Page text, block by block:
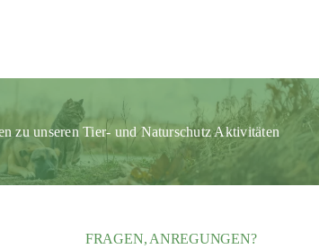
zu unseren Tier- und Naturschutz Aktivitäten
FRAGEN, ANREGUNGEN?